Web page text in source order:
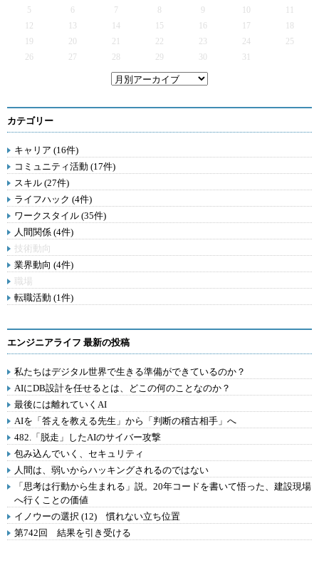
5
6 7 9
12
13 14 15 16 17
19
20 21 22 23 24
25
26
27 28 29 30 31
カテゴリー
キャリア (16件)
コミュニティ活動 (17件)
スキル (27件)
ライフハック (4件)
ワークスタイル (35件)
人間関係 (4件)
技術動向
業界動向 (4件)
職場
転職活動 (1件)
エンジニアライフ 最新の投稿
私たちはデジタル世界で生きる準備ができているのか？
AIにDB設計を任せるとは、どこの何のことなのか？
最後には離れていくAI
AIを「答えを教える先生」から「判断の稽古相手」へ
482.「脱走」したAIのサイバー攻撃
包み込んでいく、セキュリティ
人間は、弱いからハッキングされるのではない
「思考は行動から生まれる」説。20年コードを書いて悟った、建設現場
へ行くことの価値
イノウーの選択 (12) 慣れない立ち位置
第742回 結果を引き受ける